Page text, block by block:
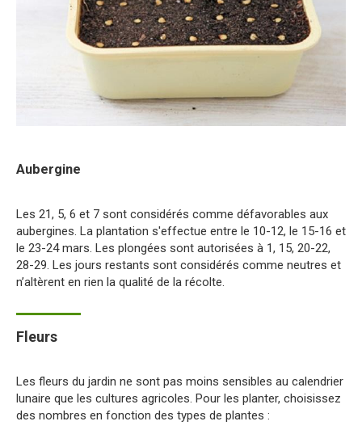
Aubergine
Les 21, 5, 6 et 7 sont considérés comme défavorables aux
aubergines. La plantation s'effectue entre le 10-12, le 15-16 et
le 23-24 mars. Les plongées sont autorisées à 1, 15, 20-22,
28-29. Les jours restants sont considérés comme neutres et
n’altèrent en rien la qualité de la récolte.
Fleurs
Les fleurs du jardin ne sont pas moins sensibles au calendrier
lunaire que les cultures agricoles. Pour les planter, choisissez
des nombres en fonction des types de plantes :